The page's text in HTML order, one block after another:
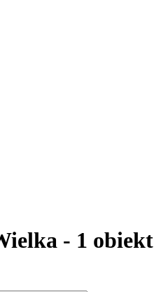
- 1 obiekt